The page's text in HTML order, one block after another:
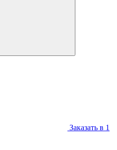
Заказать в 1